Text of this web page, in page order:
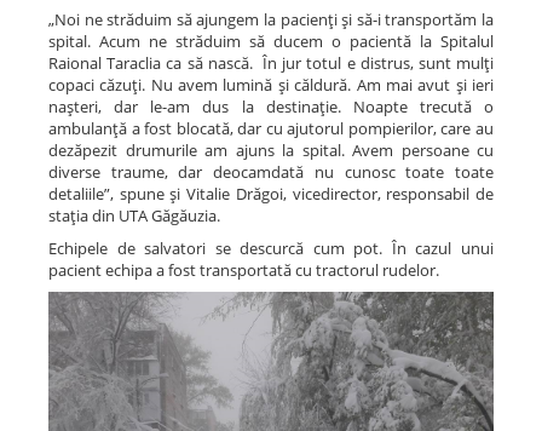
„Noi ne străduim să ajungem la pacienţi şi să-i transportăm la
spital. Acum ne străduim să ducem o pacientă la Spitalul
Raional Taraclia ca să nască. În jur totul e distrus, sunt mulţi
copaci căzuţi. Nu avem lumină şi căldură. Am mai avut şi ieri
naşteri, dar le-am dus la destinaţie. Noapte trecută o
ambulanţă a fost blocată, dar cu ajutorul pompierilor, care au
dezăpezit drumurile am ajuns la spital. Avem persoane cu
diverse traume, dar deocamdată nu cunosc toate toate
detaliile”, spune şi Vitalie Drăgoi, vicedirector, responsabil de
staţia din UTA Găgăuzia.
Echipele de salvatori se descurcă cum pot. În cazul unui
pacient echipa a fost transportată cu tractorul rudelor.